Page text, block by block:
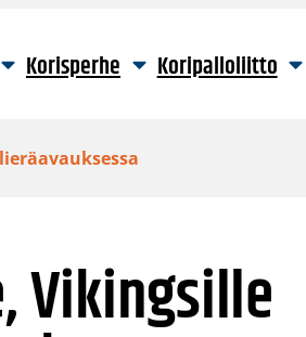
Korisperhe Koripalloliitto
Vikingsille